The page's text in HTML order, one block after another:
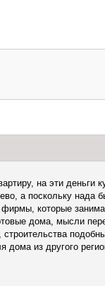
на эти
а поскольку нада
которые
дома, мысли
дома из другого